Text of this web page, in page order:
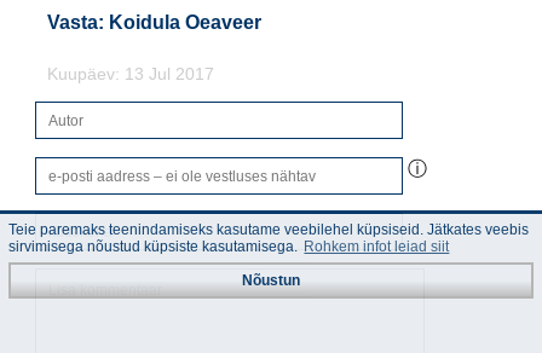
Vasta: Koidula Oeaveer
Kuupäev: 13 Jul 2017
ⓘ
Teie paremaks teenindamiseks kasutame veebilehel küpsiseid. Jätkates veebis
sirvimisega nõustud küpsiste kasutamisega. Rohkem infot leiad siit
Nõustun